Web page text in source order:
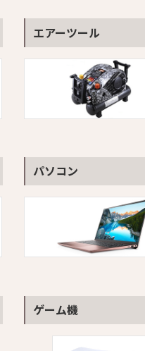
エアーツール
パソコン
ゲーム機